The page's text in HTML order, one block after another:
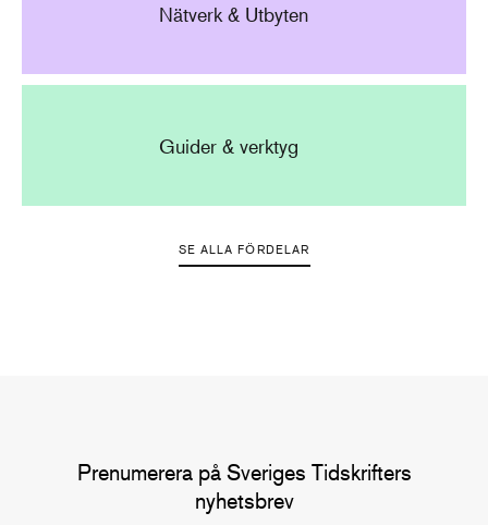
Nätverk & Utbyten
Guider & verktyg
SE ALLA FÖRDELAR
Prenumerera på Sveriges Tidskrifters
nyhetsbrev